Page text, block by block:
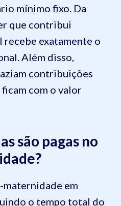
mínimo fixo. Da
que contribui
recebe exatamente o
Além disso,
contribuições
com o valor
são pagas no
maternidade em
o tempo total do